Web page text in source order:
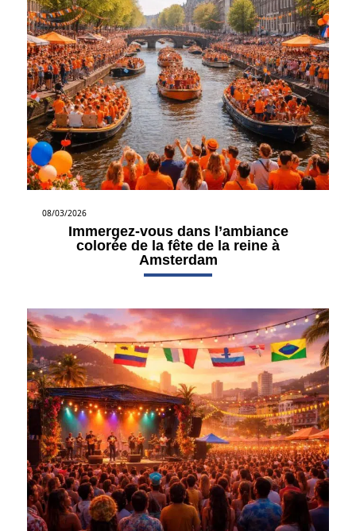
08/03/2026
Immergez-vous dans l’ambiance
colorée de la fête de la reine à
Amsterdam